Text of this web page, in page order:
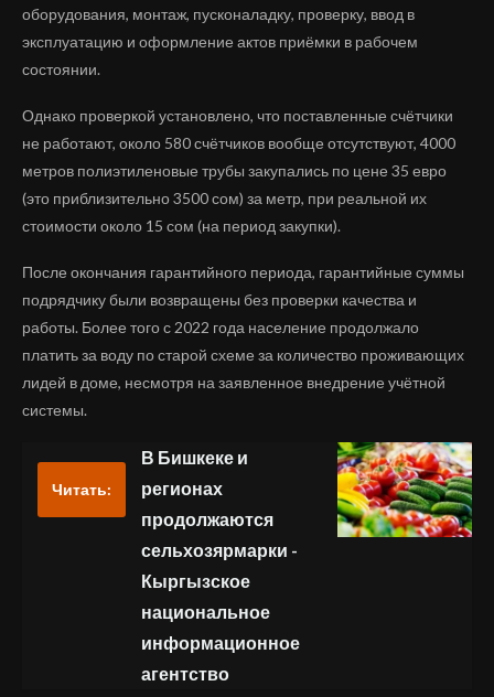
оборудования, монтаж, пусконаладку, проверку, ввод в
эксплуатацию и оформление актов приёмки в рабочем
состоянии.
Однако проверкой установлено, что поставленные счётчики
не работают, около 580 счётчиков вообще отсутствуют, 4000
метров полиэтиленовые трубы закупались по цене 35 евро
(это приблизительно 3500 сом) за метр, при реальной их
стоимости около 15 сом (на период закупки).
После окончания гарантийного периода, гарантийные суммы
подрядчику были возвращены без проверки качества и
работы. Более того с 2022 года население продолжало
платить за воду по старой схеме за количество проживающих
лидей в доме, несмотря на заявленное внедрение учётной
системы.
Читать:
В Бишкеке и
регионах
продолжаются
сельхозярмарки -
Кыргызское
национальное
информационное
агентство